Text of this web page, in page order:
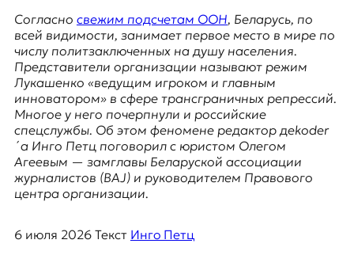
р
н
а
л
и
с
т
и
а
в
п
р
е
Согласно свежим подсчетам ООН, Беларусь, по
всей видимости, занимает первое место в мире по
числу политзаключенных на душу населения.
Представители организации называют режим
Лукашенко «ведущим игроком и главным
инноватором» в сфере трансграничных репрессий.
Многое у него почерпнули и российские
спецслужбы. Об этом феномене редактор дekoder
´а Инго Петц поговорил с юристом Олегом
Агеевым — замглавы Беларуской ассоциации
журналистов (BAJ) и руководителем Правового
центра организации.
6 июля 2026Текст Инго Петц